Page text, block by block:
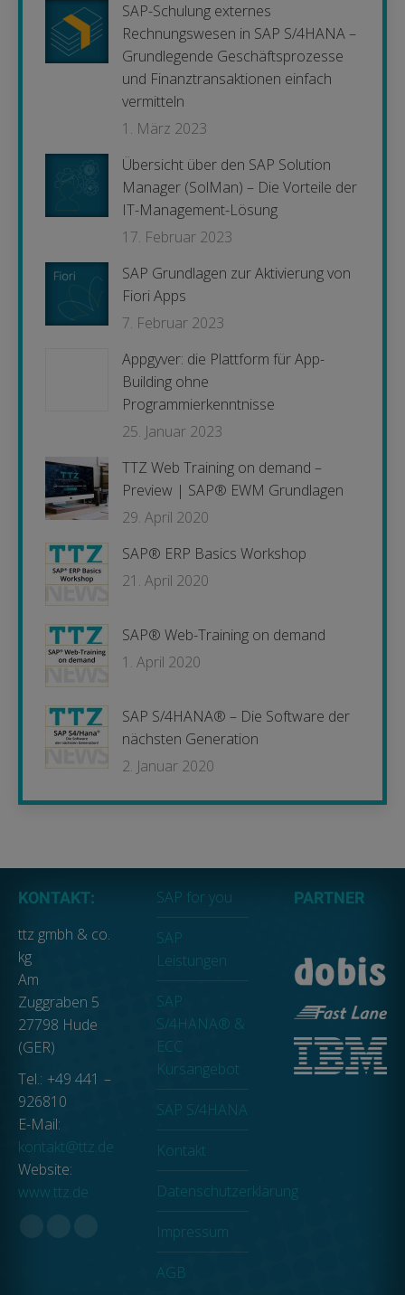
SAP-Schulung externes
Rechnungswesen in SAP S/4HANA –
Grundlegende Geschäftsprozesse
und Finanztransaktionen einfach
vermitteln
1. März 2023
Übersicht über den SAP Solution
Manager (SolMan) – Die Vorteile der
IT-Management-Lösung
17. Februar 2023
SAP Grundlagen zur Aktivierung von
Fiori Apps
7. Februar 2023
Appgyver: die Plattform für App-
Building ohne
Programmierkenntnisse
25. Januar 2023
TTZ Web Training on demand –
Preview | SAP® EWM Grundlagen
29. April 2020
SAP® ERP Basics Workshop
21. April 2020
SAP® Web-Training on demand
1. April 2020
SAP S/4HANA® – Die Software der
nächsten Generation
2. Januar 2020
KONTAKT:
ttz gmbh & co.
kg
Am
Zuggraben 5
27798 Hude
(GER)
Tel.: +49 441 –
926810
E-Mail:
kontakt@ttz.de
Website:
www.ttz.de
SAP for you
SAP
Leistungen
SAP
S/4HANA® &
ECC
Kursangebot
SAP S/4HANA
Kontakt
Datenschutzerklärung
Impressum
AGB
PARTNER